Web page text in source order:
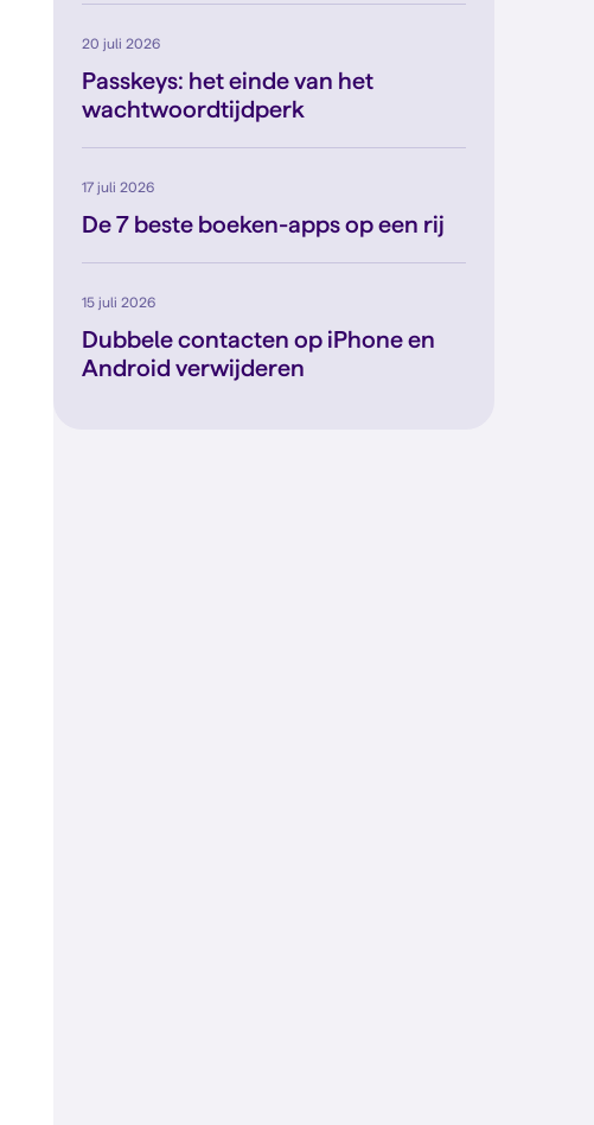
20 juli 2026
Passkeys: het einde van het
wachtwoordtijdperk
17 juli 2026
De 7 beste boeken-apps op een rij
15 juli 2026
Dubbele contacten op iPhone en
Android verwijderen